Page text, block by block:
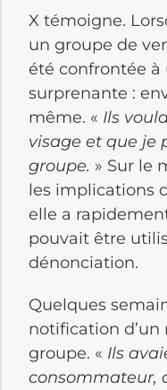
X témoigne.
un groupe de
été confrontée
surprenante :
même. « Ils
visage et que je
groupe. » Sur le
les implications
elle a
pouvait être
dénonciation.
Quelques
notification d’un
groupe. « Ils
consommateur,